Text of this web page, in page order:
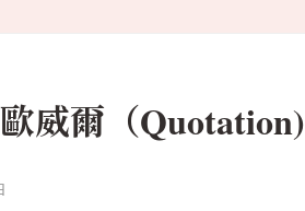
威爾（Quotation)